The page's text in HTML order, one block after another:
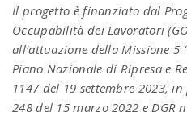
Il progetto è finanziato dal
Occupabilità dei Lavoratori
all’attuazione della Missione 5
Piano Nazionale di Ripresa e
1147 del 19 settembre 2023,
248 del 15 marzo 2022 e DGR